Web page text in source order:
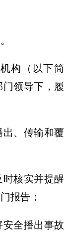
构（以下简
门领导下，履
出、传输和覆
时核实并提醒
报告；
安全播出事故